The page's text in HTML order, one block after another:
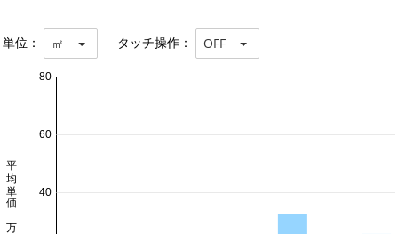
単位： ㎡ タッチ操作： OFF
40
60
80
平均単価 万円/㎡